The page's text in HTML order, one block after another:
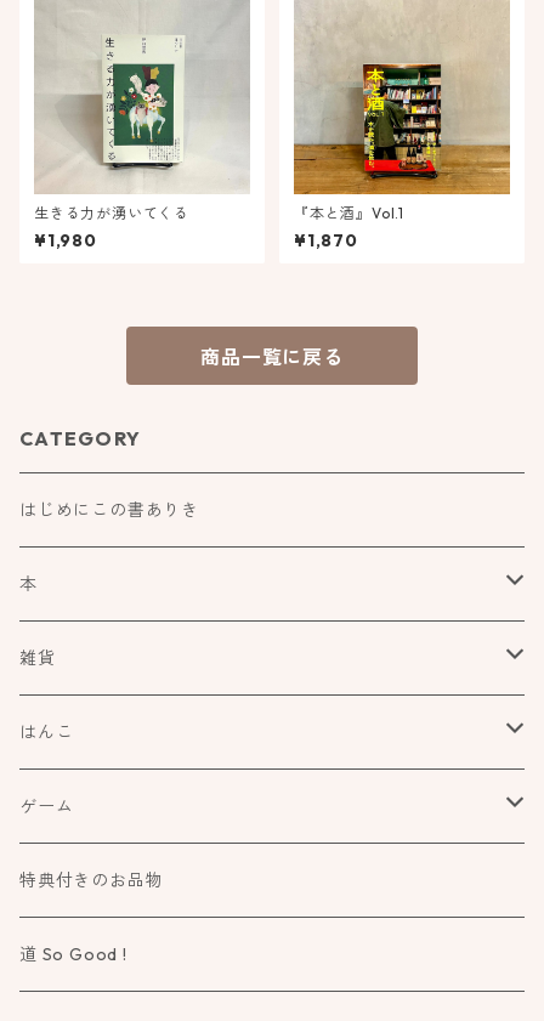
生きる力が湧いてくる
¥1,980
『本と酒』Vol.1
¥1,870
商品一覧に戻る
CATEGORY
はじめにこの書ありき
本
食べもの飲みものお酒とか
アートや絵本の世界
だれかの考えごと
詩歌と会う
物語に飛びこむ
雑貨
kurofutago
ブローチ
ミラー
文具
はんこ
オスコラボ
カタチ×モヨウスタンプ
小さなカタチ×モヨウスタンプ
タカトモハンコ
ゲーム
Atelier Mimir
特典付きのお品物
道 So Good !